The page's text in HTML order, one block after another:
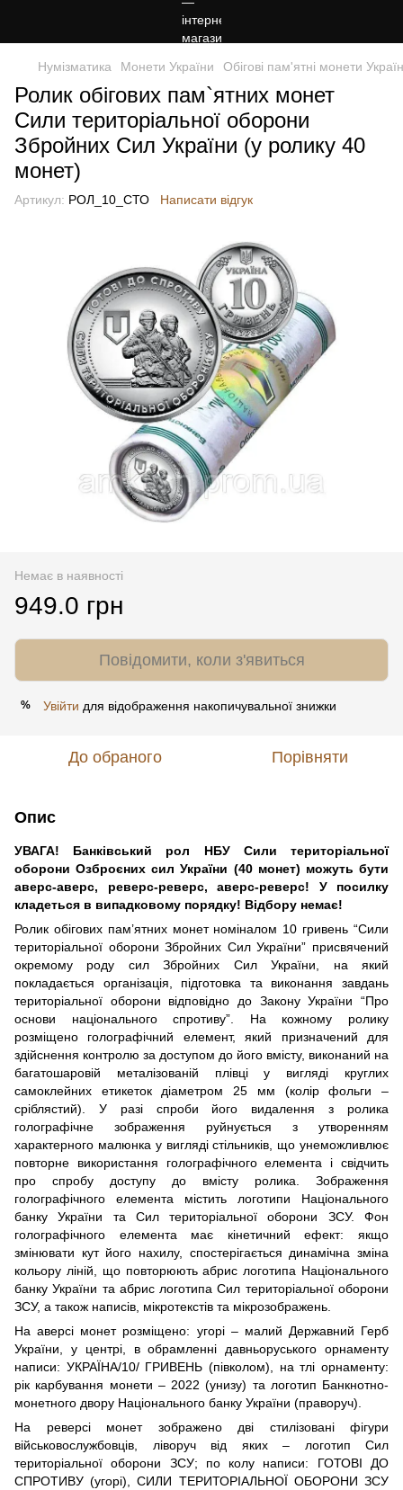
Нумізматика Монети України Обігові пам'ятні монети
Ролик обігових пам`ятних монет
Сили територіальної оборони
Збройних Сил України (у ролику 40
монет)
Артикул: РОЛ_10_СТО Написати відгук
Немає в наявності
949.0 грн
Повідомити, коли з'явиться
% Увійти для відображення накопичувальної знижки
До обраного Порівняти
Опис
УВАГА! Банківський рол НБУ Сили територіальної
оборони Озброєних сил України (40 монет) можуть бути
аверс-аверс, реверс-реверс, аверс-реверс! У посилку
кладеться в випадковому порядку! Відбору немає!
Ролик обігових пам’ятних монет номіналом 10 гривень “Сили
територіальної оборони Збройних Сил України” присвячений
окремому роду сил Збройних Сил України, на який
покладається організація, підготовка та виконання завдань
територіальної оборони відповідно до Закону України “Про
основи національного спротиву”. На кожному ролику
розміщено голографічний елемент, який призначений для
здійснення контролю за доступом до його вмісту, виконаний на
багатошаровій металізованій плівці у вигляді круглих
самоклейних етикеток діаметром 25 мм (колір фольги –
сріблястий). У разі спроби його видалення з ролика
голографічне зображення руйнується з утворенням
характерного малюнка у вигляді стільників, що унеможливлює
повторне використання голографічного елемента і свідчить
про спробу доступу до вмісту ролика. Зображення
голографічного елемента містить логотипи Національного
банку України та Сил територіальної оборони ЗСУ. Фон
голографічного елемента має кінетичний ефект: якщо
змінювати кут його нахилу, спостерігається динамічна зміна
кольору ліній, що повторюють абрис логотипа Національного
банку України та абрис логотипа Сил територіальної оборони
ЗСУ, а також написів, мікротекстів та мікрозображень.
На аверсі монет розміщено: угорі – малий Державний Герб
України, у центрі, в обрамленні давньоруського орнаменту
написи: УКРАЇНА/10/ ГРИВЕНЬ (півколом), на тлі орнаменту:
рік карбування монети – 2022 (унизу) та логотип Банкнотно-
монетного двору Національного банку України (праворуч).
На реверсі монет зображено дві стилізовані фігури
військовослужбовців, ліворуч від яких – логотип Сил
територіальної оборони ЗСУ; по колу написи: ГОТОВІ ДО
СПРОТИВУ (угорі), СИЛИ ТЕРИТОРІАЛЬНОЇ ОБОРОНИ ЗСУ